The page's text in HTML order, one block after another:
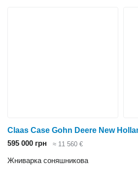
Claas Case Gohn Deere New
595 000 грн
≈ 11 560 €
Жниварка соняшникова